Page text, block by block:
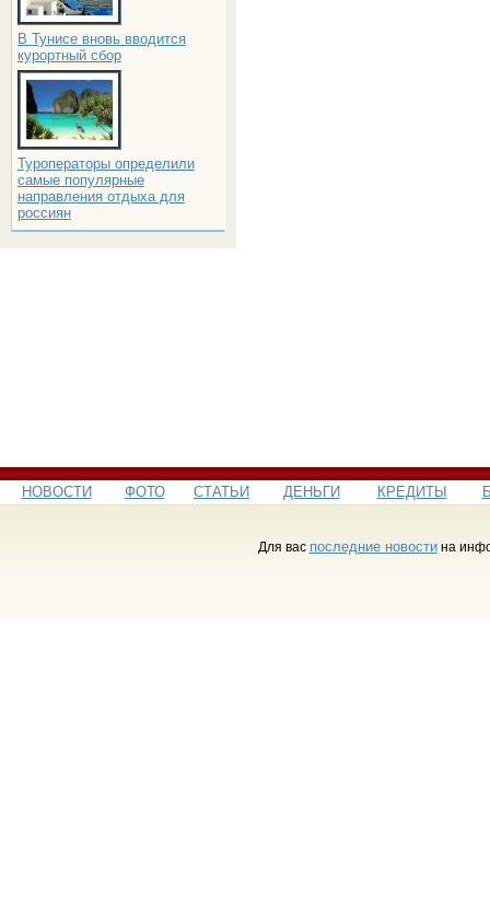
В Тунисе вновь вводится
курортный сбор
Туроператоры определили
самые популярные
направления отдыха для
россиян
НОВОСТИ ФОТО СТАТЬИ ДЕНЬГИ КРЕДИТЫ
Для вас последние новостина